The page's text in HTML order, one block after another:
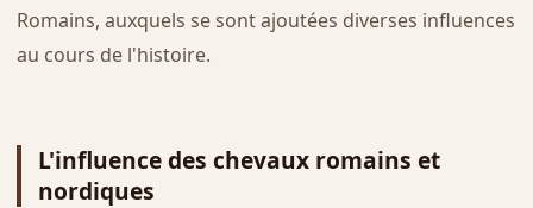
Romains, auxquels se sont ajoutées diverses influences
au cours de l'histoire.
L'influence des chevaux romains et
nordiques